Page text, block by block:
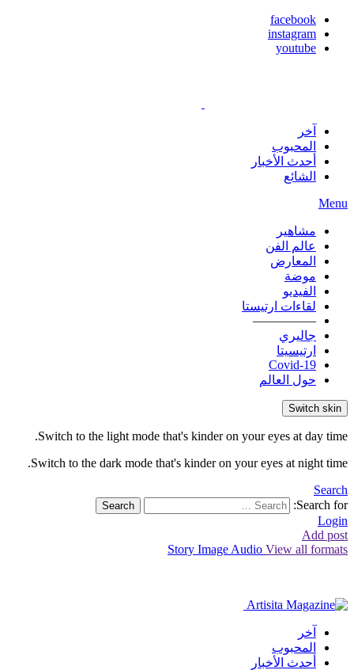
facebook
instagram
youtube
آخر
المحبوب
أحدث الأخبار
الشائع
Menu
مشاهير
عالم الفن
المعارض
موضة
الفيديو
لقاءات ارتيستا
—————
جاليري
ارتيسيتا
Covid-19
حول العالم
Switch skin
Switch to the light mode that's kinder on your eyes at day time.
Switch to the dark mode that's kinder on your eyes at night time.
Search
Search for:
Search
Login
Add post
Story Image Audio View all formats
آخر
المحبوب
أحدث الأخبار